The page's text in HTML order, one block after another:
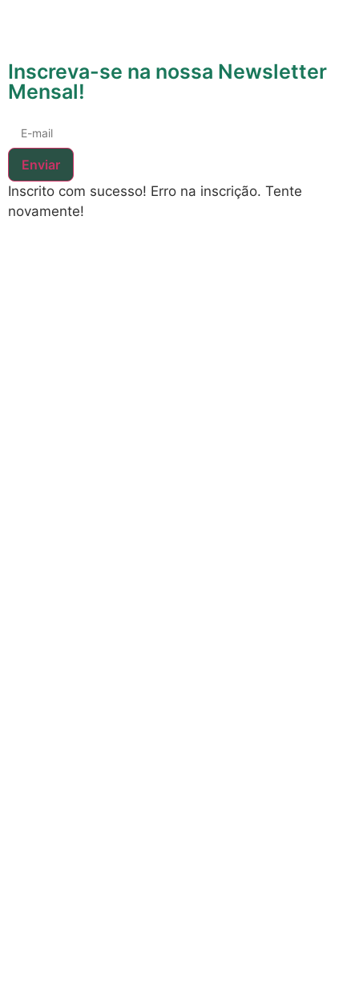
Inscreva-se na nossa Newsletter
Mensal!
Enviar
Inscrito com sucesso! Erro na inscrição. Tente
novamente!